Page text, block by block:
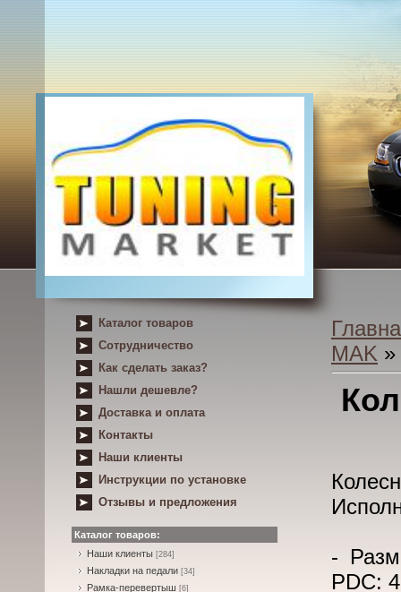
Каталог товаров
Сотрудничество
Как сделать заказ?
Нашли дешевле?
Доставка и оплата
Контакты
Наши клиенты
Инструкции по установке
Отзывы и предложения
Каталог товаров:
Наши клиенты [284]
Накладки на педали [34]
Рамка-перевертыш [6]
MAK »
-
PDC: